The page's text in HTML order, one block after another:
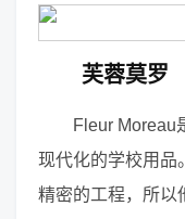
芙蓉莫罗
Fleur Moreau
现代化的学校用品
精密的工程，所以